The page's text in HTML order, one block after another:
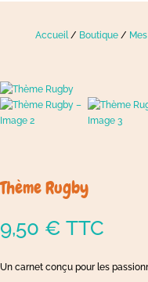
Accueil/ Boutique/
Thème Rugby
9,50 € TTC
Un carnet conçu pour les